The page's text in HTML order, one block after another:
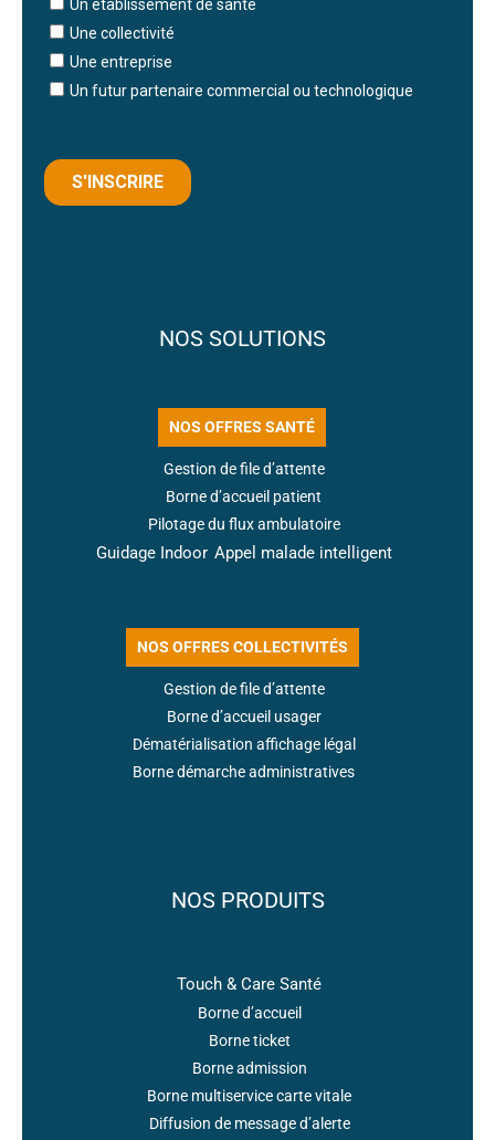
NOS SOLUTIONS
NOS OFFRES SANTÉ
Gestion de file d’attente
Borne d’accueil patient
Pilotage du flux ambulatoire
Guidage Indoor Appel malade intelligent
NOS OFFRES COLLECTIVITÉS
Gestion de file d’attente
Borne d’accueil usager
Dématérialisation affichage légal
Borne démarche administratives
NOS PRODUITS
Touch & Care Santé
Borne d’accueil
Borne ticket
Borne admission
Borne multiservice carte vitale
Diffusion de message d’alerte